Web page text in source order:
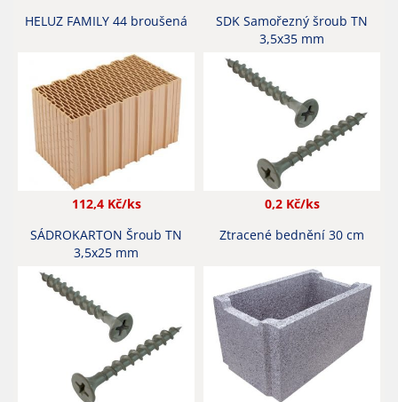
HELUZ FAMILY 44 broušená
112,4 Kč/ks
SDK Samořezný šroub TN
3,5x35 mm
0,2 Kč/ks
SÁDROKARTON Šroub TN
3,5x25 mm
Ztracené bednění 30 cm